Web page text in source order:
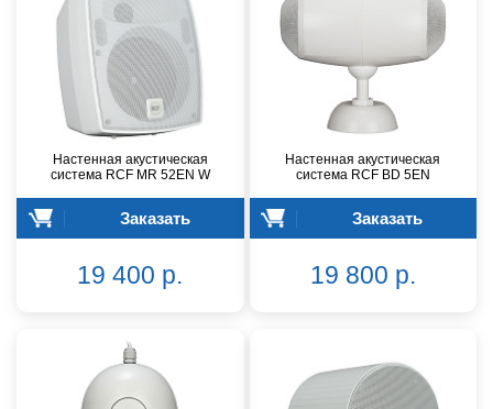
Настенная акустическая
система RCF MR 52EN W
Заказать
19 400 р.
Настенная акустическая
система RCF BD 5EN
Заказать
19 800 р.